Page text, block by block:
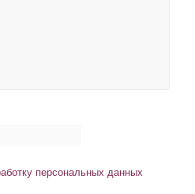
персональных данных